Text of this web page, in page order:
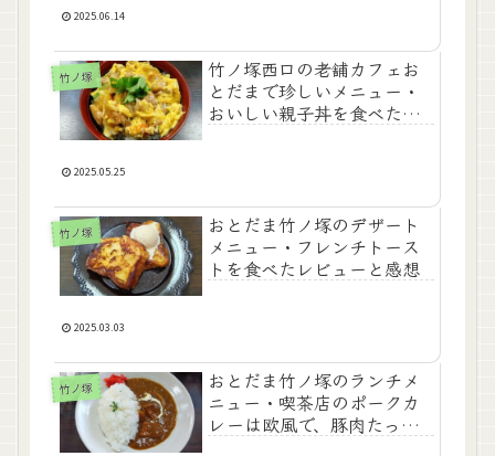
2025.06.14
竹ノ塚
竹ノ塚西口の老舗カフェお
とだまで珍しいメニュー・
おいしい親子丼を食べたレ
2025.05.25
竹ノ塚
おとだま竹ノ塚のデザート
メニュー・フレンチトース
トを食べたレビューと感想
2025.03.03
竹ノ塚
おとだま竹ノ塚のランチメ
ニュー・喫茶店のポークカ
レーは欧風で、豚肉たっぷ